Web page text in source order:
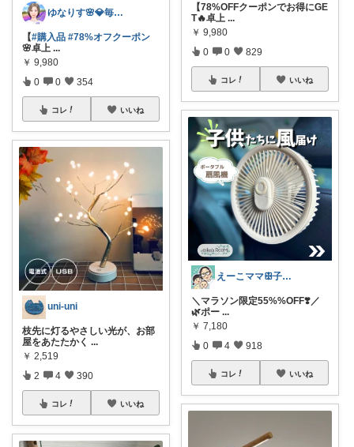
ゆなりす🌸💎毎日投稿💎朝コレ
【#購入品 #78%オフクーポン
🌸卓上 ...
￥ 9,980
0 0 354
コレ いいね
uni-uni
枝先に灯るやさしい光が、お部
屋をあたたかく ...
￥ 2,519
2 4 390
コレ いいね
【78%OFFクーポンでお得にGE
T🔥卓上 ...
￥ 9,980
0 0 829
コレ いいね
えーこママꕥ子供達と夏を楽しむぞ☀️
＼マラソン限定55%%OFF❣️／
🌿ポー ...
￥ 7,180
0 4 918
コレ いいね